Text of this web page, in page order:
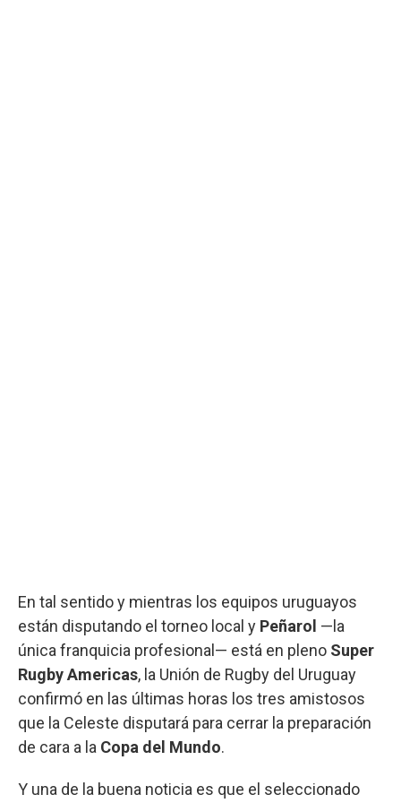
En tal sentido y mientras los equipos uruguayos
están disputando el torneo local y Peñarol —la
única franquicia profesional— está en pleno Super
Rugby Americas, la Unión de Rugby del Uruguay
confirmó en las últimas horas los tres amistosos
que la Celeste disputará para cerrar la preparación
de cara a la Copa del Mundo.
Y una de la buena noticia es que el seleccionado